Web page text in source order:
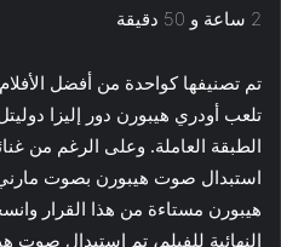
2 ساعة و 50 دقيقة
تم تصنيفها كواحدة من أفضل
تلعب أودري هيبورن دور إليزا
الطبقة العاملة. وعلى الرغم من
استبدال صوت هيبورن بصوت
هيبورن مستاءة من هذا القرار
النهائية للفيلم، تم استبدال